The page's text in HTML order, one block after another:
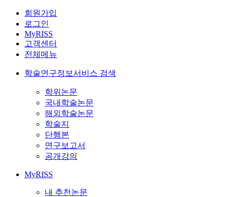
회원가입
로그인
MyRISS
고객센터
전체메뉴
학술연구정보서비스 검색
학위논문
국내학술논문
해외학술논문
학술지
단행본
연구보고서
공개강의
MyRISS
내 추천논문